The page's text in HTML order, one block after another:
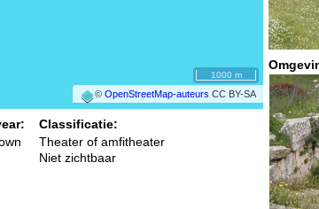
©OpenStreetMap-auteurs CC BY-SA
1000 m
Classificatie:
Theater of amfitheater
Niet zichtbaar